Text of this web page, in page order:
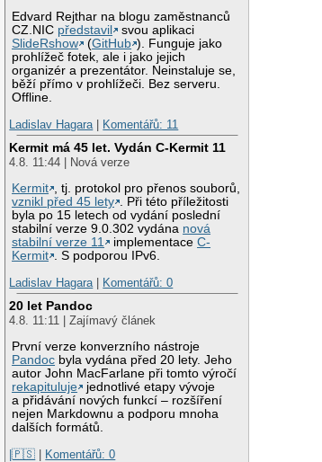
Edvard Rejthar na blogu zaměstnanců
CZ.NIC představil
svou aplikaci
SlideRshow
(GitHub ). Funguje jako
prohlížeč fotek, ale i jako jejich
organizér a prezentátor. Neinstaluje se,
běží přímo v prohlížeči. Bez serveru.
Offline.
Ladislav Hagara | Komentářů: 11
Kermit má 45 let. Vydán C-Kermit 11
4.8. 11:44 | Nová verze
Kermit
, tj. protokol pro přenos souborů,
vznikl před 45 lety
. Při této příležitosti
byla po 15 letech od vydání poslední
stabilní verze 9.0.302 vydána nová
stabilní verze 11
implementaceC-
Kermit
. S podporou IPv6.
Ladislav Hagara | Komentářů: 0
20 let Pandoc
4.8. 11:11 | Zajímavý článek
První verze konverzního nástroje
Pandoc byla vydána před 20 lety. Jeho
autor John MacFarlane při tomto výročí
rekapituluje
jednotlivé etapy vývoje
a přidávání nových funkcí – rozšíření
nejen Markdownu a podporu mnoha
dalších formátů.
|🇵🇸 | Komentářů: 0